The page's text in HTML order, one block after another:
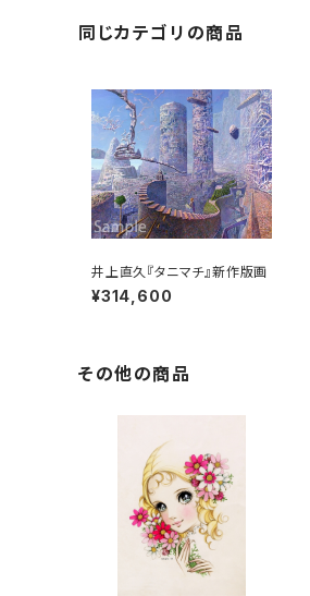
同じカテゴリの商品
井上直久『タニマチ』新作版画
¥314,600
その他の商品